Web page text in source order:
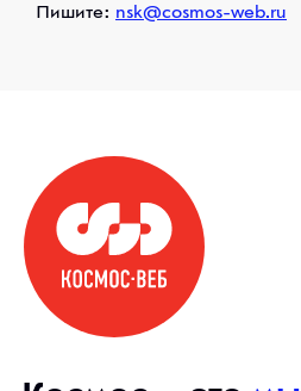
Пишите: nsk@cosmos-web.ru